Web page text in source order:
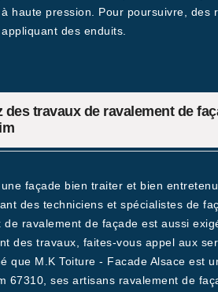
haute pression. Pour poursuivre,
des enduits.
des travaux de ravalement de
façade bien traiter et bien
des techniciens et spécialistes de
de ravalement de façade est aussi
des travaux, faites-vous appel aux
que M.K Toiture - Facade Alsace est
67310, ses artisans ravalement de